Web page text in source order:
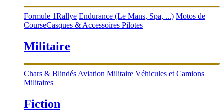
Formule 1Rallye Endurance (Le Mans, Spa, ...) Motos de
CourseCasques & Accessoires Pilotes
Militaire
Chars & Blindés Aviation Militaire Véhicules et Camions
Militaires
Fiction